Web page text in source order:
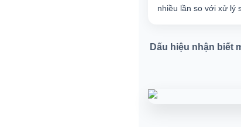
nhiều lần so với xử lý
Dấu hiệu nhận biết